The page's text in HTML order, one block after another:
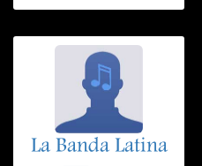
La Banda Latina